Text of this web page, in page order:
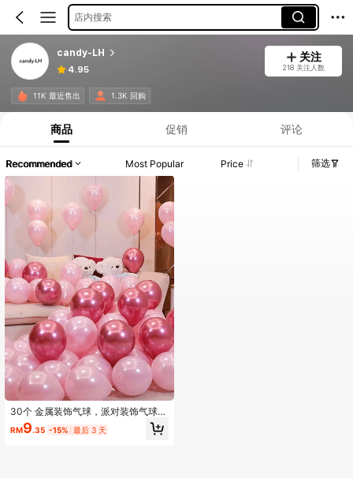
店内搜索
candy-LH
4.95
关注
218 关注人数
11K 最近售出 1.3K 回购
商品 促销 评论
Recommended Most Popular Price 筛选
30个 金属装饰气球，派对装饰气球，
场景装饰，房间装饰，生日派对用
品，主题派对装饰
RM9.35 -15% 最后 3 天